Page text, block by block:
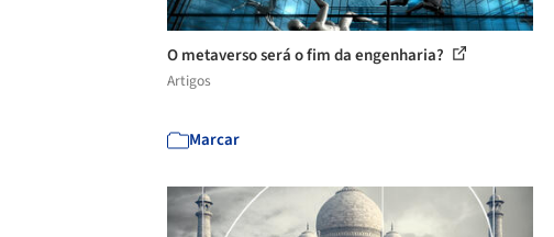
O metaverso será o fim da engenharia?
Artigos
Marcar